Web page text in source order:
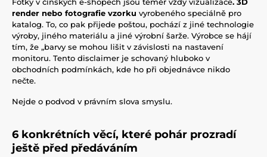
render nebo fotografie vzorku vyrobeného speciálně pro
katalog. To, co pak přijede poštou, pochází z jiné technologie
výroby, jiného materiálu a jiné výrobní šarže. Výrobce se hájí
tím, že „barvy se mohou lišit v závislosti na nastavení
monitoru. Tento disclaimer je schovaný hluboko v
obchodních podmínkách, kde ho při objednávce nikdo
nečte.
Nejde o podvod v právním slova smyslu.
6 konkrétních věcí, které pohár prozradí
ještě před předáváním